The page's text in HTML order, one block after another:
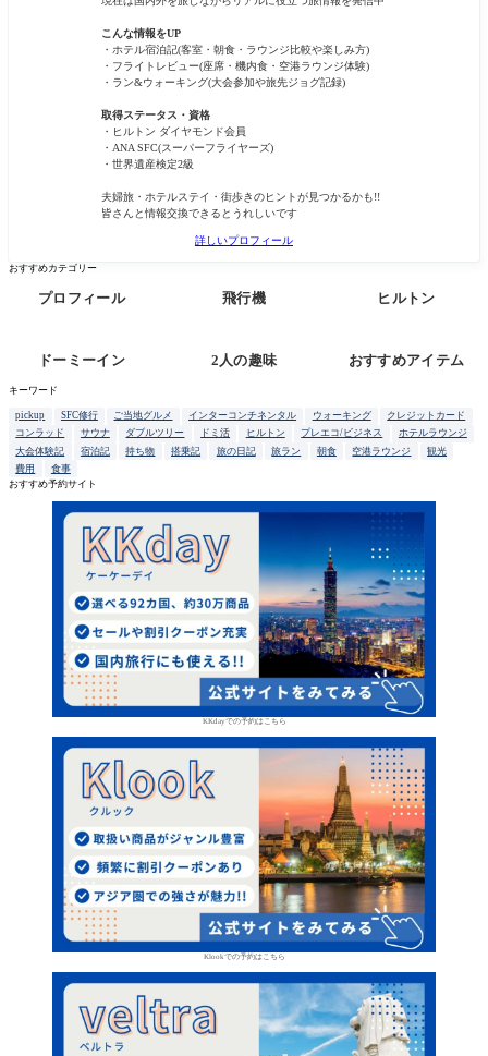
こんな情報をUP
・ホテル宿泊記(客室・朝食・ラウンジ比較や楽しみ方)
・フライトレビュー(座席・機内食・空港ラウンジ体験)
・ラン&ウォーキング(大会参加や旅先ジョグ記録)
取得ステータス・資格
・ヒルトン ダイヤモンド会員
・ANA SFC(スーパーフライヤーズ)
・世界遺産検定2級
夫婦旅・ホテルステイ・街歩きのヒントが見つかるかも!!
皆さんと情報交換できるとうれしいです
詳しいプロフィール
おすすめカテゴリー
プロフィール 飛行機 ヒルトン
ドーミーイン 2人の趣味 おすすめアイテム
キーワード
pickup SFC修行 ご当地グルメ インターコンチネンタル ウォーキング
クレジットカード
コンラッド
サウナ ダブルツリー ドミ活 ヒルトン プレエコ/ビジネス
ホテルラウンジ
大会体験記
宿泊記 持ち物 搭乗記 旅の日記 旅ラン 朝食 空港ラウンジ
観光
費用
食事
おすすめ予約サイト
KKdayでの予約はこちら
Klookでの予約はこちら